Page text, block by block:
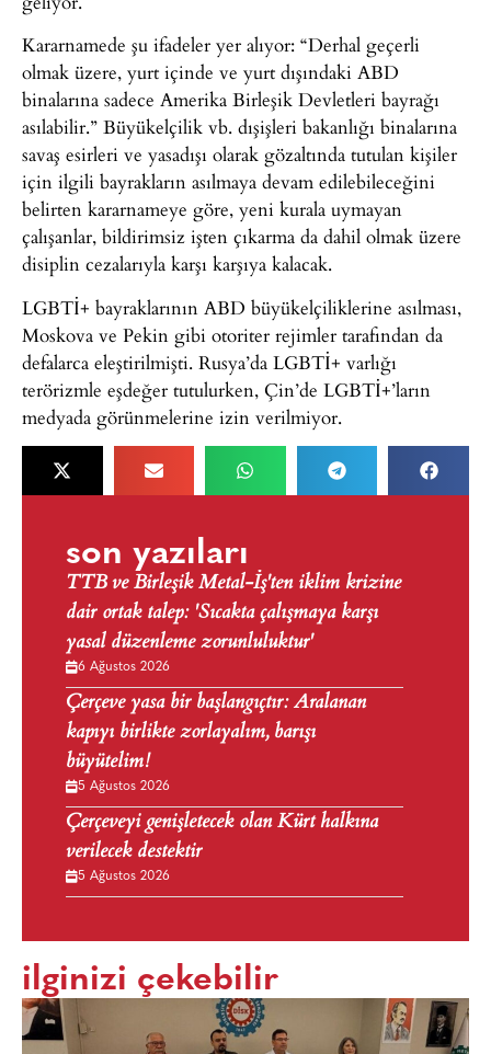
Kararnamede şu ifadeler yer alıyor: “Derhal geçerli
olmak üzere, yurt içinde ve yurt dışındaki ABD
binalarına sadece Amerika Birleşik Devletleri bayrağı
asılabilir.” Büyükelçilik vb. dışişleri bakanlığı binalarına
savaş esirleri ve yasadışı olarak gözaltında tutulan kişiler
için ilgili bayrakların asılmaya devam edilebileceğini
belirten kararnameye göre, yeni kurala uymayan
çalışanlar, bildirimsiz işten çıkarma da dahil olmak üzere
disiplin cezalarıyla karşı karşıya kalacak.
LGBTİ+ bayraklarının ABD büyükelçiliklerine asılması,
Moskova ve Pekin gibi otoriter rejimler tarafından da
defalarca eleştirilmişti. Rusya’da LGBTİ+ varlığı
terörizmle eşdeğer tutulurken, Çin’de LGBTİ+’ların
medyada görünmelerine izin verilmiyor.
son yazıları
TTB ve Birleşik Metal-İş'ten iklim krizine
dair ortak talep: 'Sıcakta çalışmaya karşı
yasal düzenleme zorunluluktur'
6 Ağustos 2026
Çerçeve yasa bir başlangıçtır: Aralanan
kapıyı birlikte zorlayalım, barışı
büyütelim!
5 Ağustos 2026
Çerçeveyi genişletecek olan Kürt halkına
verilecek destektir
5 Ağustos 2026
ilginizi çekebilir